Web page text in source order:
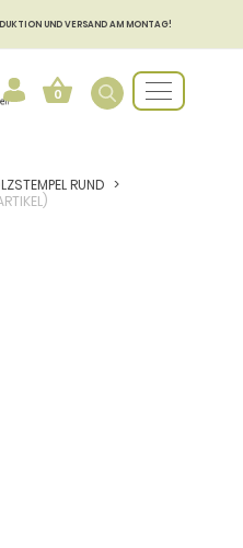
UND VERSAND AM MONTAG!
0
RUND